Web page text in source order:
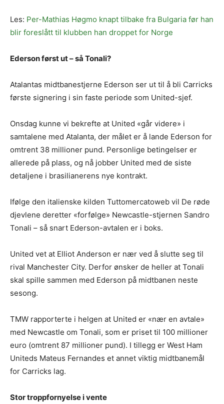
Les: Per-Mathias Høgmo knapt tilbake fra Bulgaria før han
blir foreslått til klubben han droppet for Norge
Ederson først ut – så Tonali?
Atalantas midtbanestjerne Ederson ser ut til å bli Carricks
første signering i sin faste periode som United-sjef.
Onsdag kunne vi bekrefte at United «går videre» i
samtalene med Atalanta, der målet er å lande Ederson for
omtrent 38 millioner pund. Personlige betingelser er
allerede på plass, og nå jobber United med de siste
detaljene i brasilianerens nye kontrakt.
Ifølge den italienske kilden Tuttomercatoweb vil De røde
djevlene deretter «forfølge» Newcastle-stjernen Sandro
Tonali – så snart Ederson-avtalen er i boks.
United vet at Elliot Anderson er nær ved å slutte seg til
rival Manchester City. Derfor ønsker de heller at Tonali
skal spille sammen med Ederson på midtbanen neste
sesong.
TMW rapporterte i helgen at United er «nær en avtale»
med Newcastle om Tonali, som er priset til 100 millioner
euro (omtrent 87 millioner pund). I tillegg er West Ham
Uniteds Mateus Fernandes et annet viktig midtbanemål
for Carricks lag.
Stor troppfornyelse i vente